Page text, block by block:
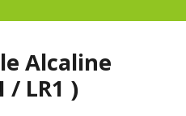
Alcaline
/ LR1 )